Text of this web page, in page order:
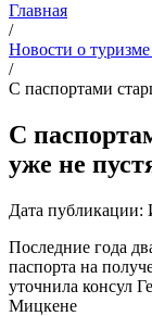
Главная
/
Новости о
/
С паспортами
С
уже не
Дата публикации:
Последние года
паспорта на
уточнила консул
Мицкене